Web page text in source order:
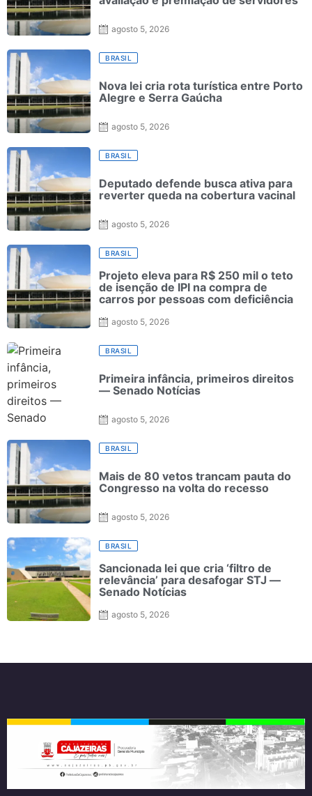
agosto 5, 2026
BRASIL
Nova lei cria rota turística entre Porto
Alegre e Serra Gaúcha
agosto 5, 2026
BRASIL
Deputado defende busca ativa para
reverter queda na cobertura vacinal
agosto 5, 2026
BRASIL
Projeto eleva para R$ 250 mil o teto
de isenção de IPI na compra de
carros por pessoas com deficiência
agosto 5, 2026
BRASIL
Primeira infância, primeiros direitos
— Senado Notícias
agosto 5, 2026
BRASIL
Mais de 80 vetos trancam pauta do
Congresso na volta do recesso
agosto 5, 2026
BRASIL
Sancionada lei que cria ‘filtro de
relevância’ para desafogar STJ —
Senado Notícias
agosto 5, 2026